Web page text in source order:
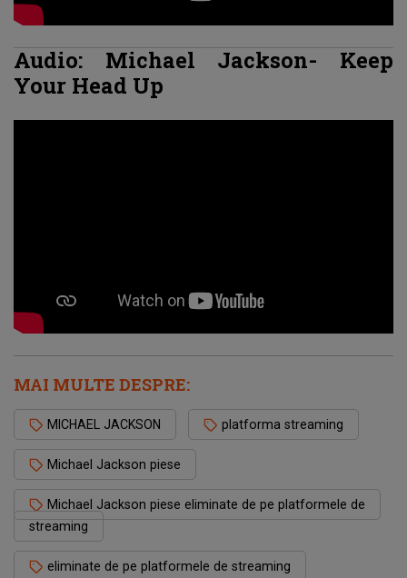
Audio: Michael Jackson- Keep
Your Head Up
MAI MULTE DESPRE:
MICHAEL JACKSON platforma streaming
Michael Jackson piese
Michael Jackson piese eliminate de pe platformele de
streaming
eliminate de pe platformele de streaming